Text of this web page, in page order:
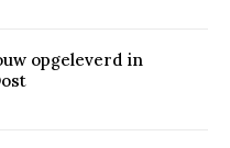
opgeleverd in